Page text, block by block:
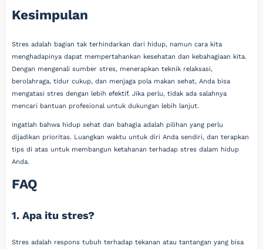
Kesimpulan
Stres adalah bagian tak terhindarkan dari hidup, namun cara kita
menghadapinya dapat mempertahankan kesehatan dan kebahagiaan kita.
Dengan mengenali sumber stres, menerapkan teknik relaksasi,
berolahraga, tidur cukup, dan menjaga pola makan sehat, Anda bisa
mengatasi stres dengan lebih efektif. Jika perlu, tidak ada salahnya
mencari bantuan profesional untuk dukungan lebih lanjut.
Ingatlah bahwa hidup sehat dan bahagia adalah pilihan yang perlu
dijadikan prioritas. Luangkan waktu untuk diri Anda sendiri, dan terapkan
tips di atas untuk membangun ketahanan terhadap stres dalam hidup
Anda.
FAQ
1. Apa itu stres?
Stres adalah respons tubuh terhadap tekanan atau tantangan yang bisa